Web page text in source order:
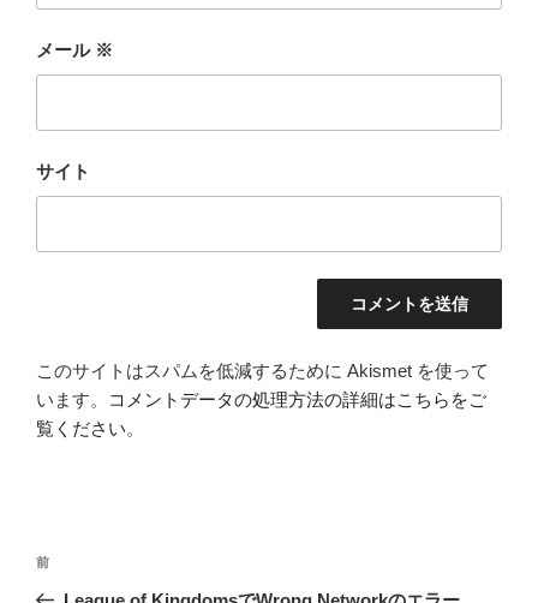
メール ※
サイト
このサイトはスパムを低減するために Akismet を使って
います。
コメントデータの処理方法の詳細はこちらをご
覧ください。
投
前
の
前